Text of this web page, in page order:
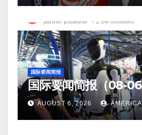
国际要闻简报
国际要闻简报（08-
AUGUST 6, 2026